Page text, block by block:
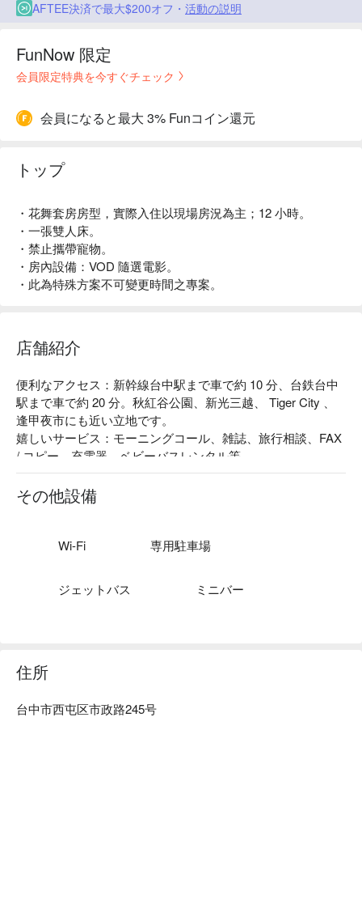
AFTEE決済で最大$200オフ・ 活動の説明
FunNow 限定
会員限定特典を今すぐチェック
会員になると最大 3% Funコイン還元
トップ
・花舞套房房型，實際入住以現場房況為主；12 小時。
・一張雙人床。
・禁止攜帶寵物。
・房內設備：VOD 隨選電影。
・此為特殊方案不可變更時間之專案。
店舗紹介
便利なアクセス：新幹線台中駅まで車で約 10 分、台鉄台中
駅まで車で約 20 分。秋紅谷公園、新光三越、 Tiger City 、
逢甲夜市にも近い立地です。
嬉しいサービス：モーニングコール、雑誌、旅行相談、FAX
/ コピー、充電器、ベビーバスレンタル等。
スタイル：コンクリートジャングルに隠れたリゾート風の
Villa です。緑溢れる空間で閑静でロマンチックな雰囲気漂い
ます。ゴージャスなインテリアの中、ゆったりとお過ごしい
その他設備
Wi-Fi 専用駐車場
ジェットバス ミニバー
住所
台中市西屯区市政路245号